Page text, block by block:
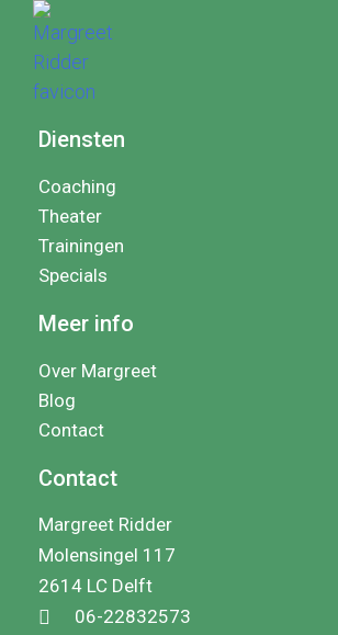
Diensten
Coaching
Theater
Trainingen
Specials
Meer info
Over Margreet
Blog
Contact
Contact
Margreet Ridder
Molensingel 117
2614 LC Delft
06-22832573